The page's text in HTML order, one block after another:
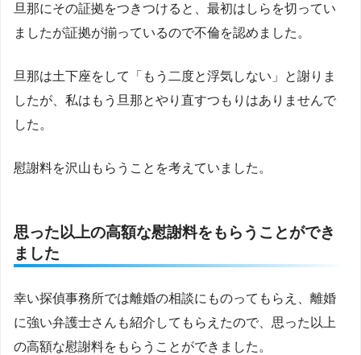
旦那にその証拠をつきつけると、最初はしらを切ってい
ましたが証拠が揃っているので不倫を認めました。
旦那は土下座をして「もう二度と浮気しない」と謝りま
したが、私はもう旦那とやり直すつもりはありませんで
した。
慰謝料を沢山もらうことを考えていました。
思った以上の高額な慰謝料をもらうことができ
ました
幸い探偵事務所では離婚の相談にものってもらえ、離婚
に強い弁護士さんも紹介してもらえたので、思った以上
の高額な慰謝料をもらうことができました。